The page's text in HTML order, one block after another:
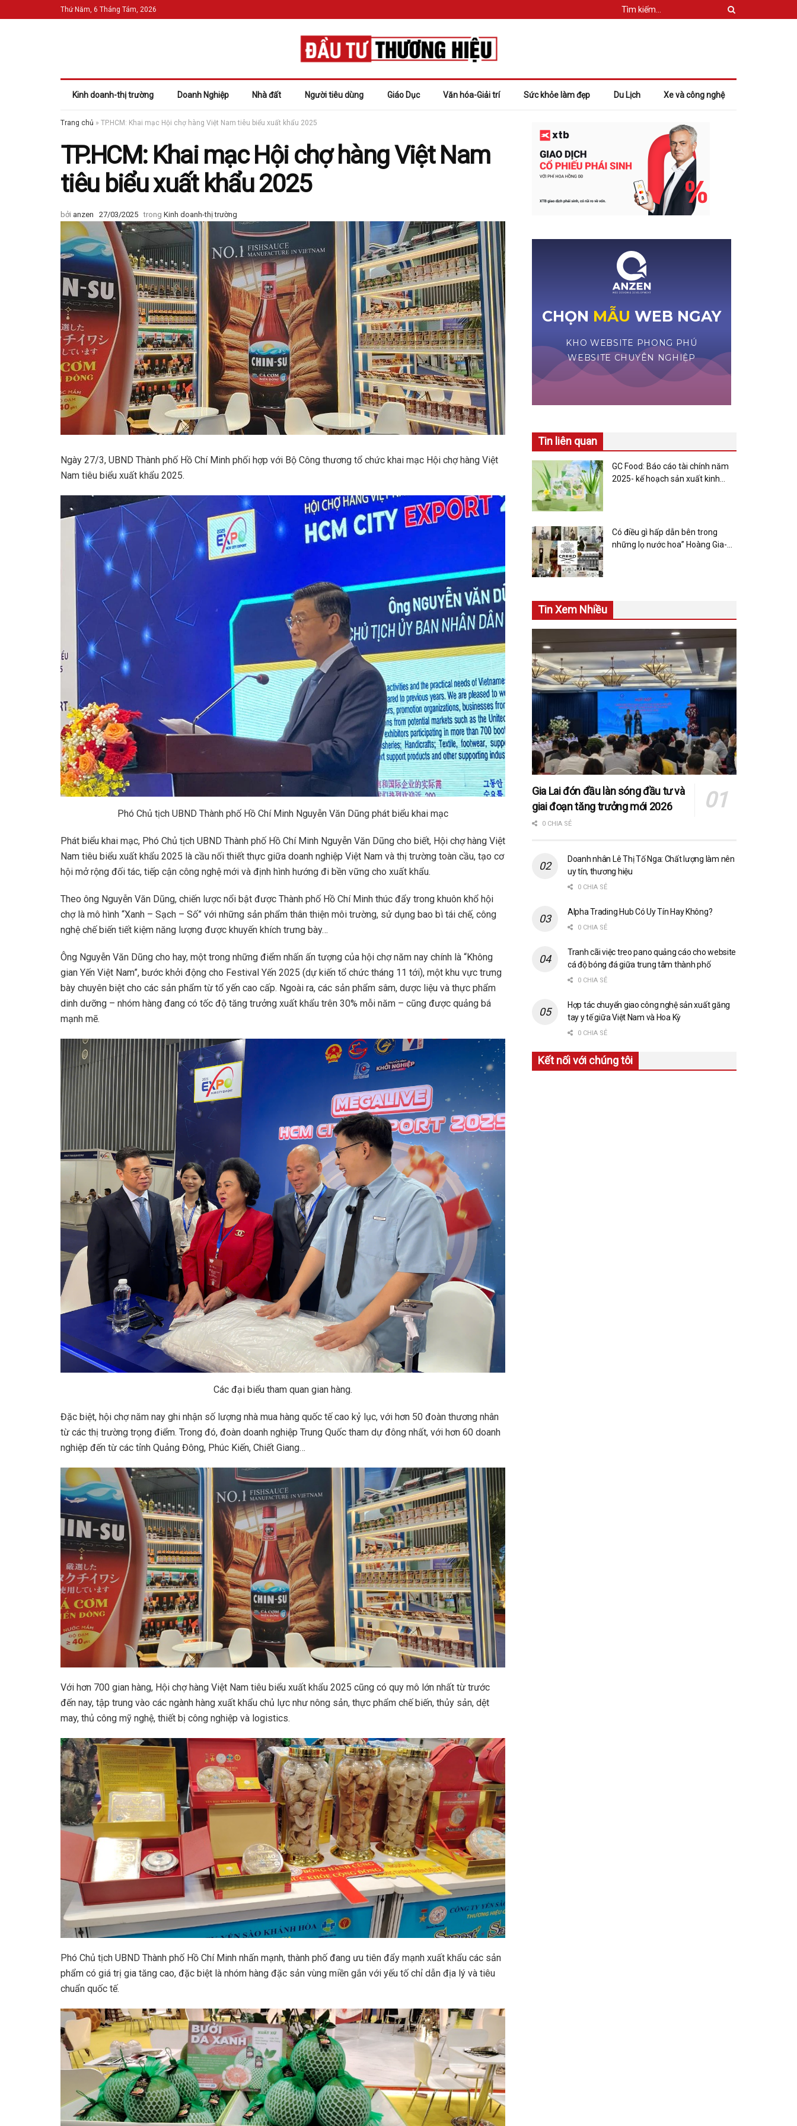
Thứ Năm, 6 Tháng Tám, 2026
Kinh doanh-thị trường Doanh Nghiệp Nhà đất Người tiêu dùng Giáo Dục Văn hóa-Giải trí Sức khỏe làm đẹp Du Lịch Xe và công nghệ
Trang chủ » TP.HCM: Khai mạc Hội chợ hàng Việt Nam tiêu biểu xuất khẩu 2025
TP.HCM: Khai mạc Hội chợ hàng Việt Nam
tiêu biểu xuất khẩu 2025
bởi anzen 27/03/2025 trong Kinh doanh-thị trường
Ngày 27/3, UBND Thành phố Hồ Chí Minh phối hợp với Bộ Công thương tổ chức khai mạc Hội chợ hàng Việt
Nam tiêu biểu xuất khẩu 2025.
Phó Chủ tịch UBND Thành phố Hồ Chí Minh Nguyễn Văn Dũng phát biểu khai mạc
Phát biểu khai mạc, Phó Chủ tịch UBND Thành phố Hồ Chí Minh Nguyễn Văn Dũng cho biết, Hội chợ hàng Việt
Nam tiêu biểu xuất khẩu 2025 là cầu nối thiết thực giữa doanh nghiệp Việt Nam và thị trường toàn cầu, tạo cơ
hội mở rộng đối tác, tiếp cận công nghệ mới và định hình hướng đi bền vững cho xuất khẩu.
Theo ông Nguyễn Văn Dũng, chiến lược nổi bật được Thành phố Hồ Chí Minh thúc đẩy trong khuôn khổ hội
chợ là mô hình “Xanh – Sạch – Số” với những sản phẩm thân thiện môi trường, sử dụng bao bì tái chế, công
nghệ chế biến tiết kiệm năng lượng được khuyến khích trưng bày…
Ông Nguyễn Văn Dũng cho hay, một trong những điểm nhấn ấn tượng của hội chợ năm nay chính là “Không
gian Yến Việt Nam”, bước khởi động cho Festival Yến 2025 (dự kiến tổ chức tháng 11 tới), một khu vực trưng
bày chuyên biệt cho các sản phẩm từ tổ yến cao cấp. Ngoài ra, các sản phẩm sâm, dược liệu và thực phẩm
dinh dưỡng – nhóm hàng đang có tốc độ tăng trưởng xuất khẩu trên 30% mỗi năm – cũng được quảng bá
mạnh mẽ.
Các đại biểu tham quan gian hàng.
Đặc biệt, hội chợ năm nay ghi nhận số lượng nhà mua hàng quốc tế cao kỷ lục, với hơn 50 đoàn thương nhân
từ các thị trường trọng điểm. Trong đó, đoàn doanh nghiệp Trung Quốc tham dự đông nhất, với hơn 60 doanh
nghiệp đến từ các tỉnh Quảng Đông, Phúc Kiến, Chiết Giang…
Với hơn 700 gian hàng, Hội chợ hàng Việt Nam tiêu biểu xuất khẩu 2025 cũng có quy mô lớn nhất từ trước
đến nay, tập trung vào các ngành hàng xuất khẩu chủ lực như nông sản, thực phẩm chế biến, thủy sản, dệt
may, thủ công mỹ nghệ, thiết bị công nghiệp và logistics.
Phó Chủ tịch UBND Thành phố Hồ Chí Minh nhấn mạnh, thành phố đang ưu tiên đẩy mạnh xuất khẩu các sản
phẩm có giá trị gia tăng cao, đặc biệt là nhóm hàng đặc sản vùng miền gắn với yếu tố chỉ dẫn địa lý và tiêu
chuẩn quốc tế.
Tin liên quan
GC Food: Báo cáo tài chính năm
2025- kế hoạch sản xuất kinh
Có điều gì hấp dẫn bên trong
những lọ nước hoa” Hoàng Gia-
Tin Xem Nhiều
Gia Lai đón đầu làn sóng đầu tư và
giai đoạn tăng trưởng mới 2026
0 CHIA SẺ
Doanh nhân Lê Thị Tố Nga: Chất lượng làm nên
uy tín, thương hiệu
0 CHIA SẺ
Alpha Trading Hub Có Uy Tín Hay Không?
0 CHIA SẺ
Tranh cãi việc treo pano quảng cáo cho website
cá độ bóng đá giữa trung tâm thành phố
0 CHIA SẺ
Hợp tác chuyển giao công nghệ sản xuất găng
tay y tế giữa Việt Nam và Hoa Kỳ
0 CHIA SẺ
Kết nối với chúng tôi